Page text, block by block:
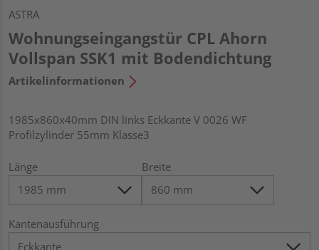
ASTRA
Wohnungseingangstür CPL Ahorn
Vollspan SSK1 mit Bodendichtung
Artikelinformationen
1985x860x40mm DIN links Eckkante V 0026 WF
Profilzylinder 55mm Klasse3
Länge Breite
Kantenausführung